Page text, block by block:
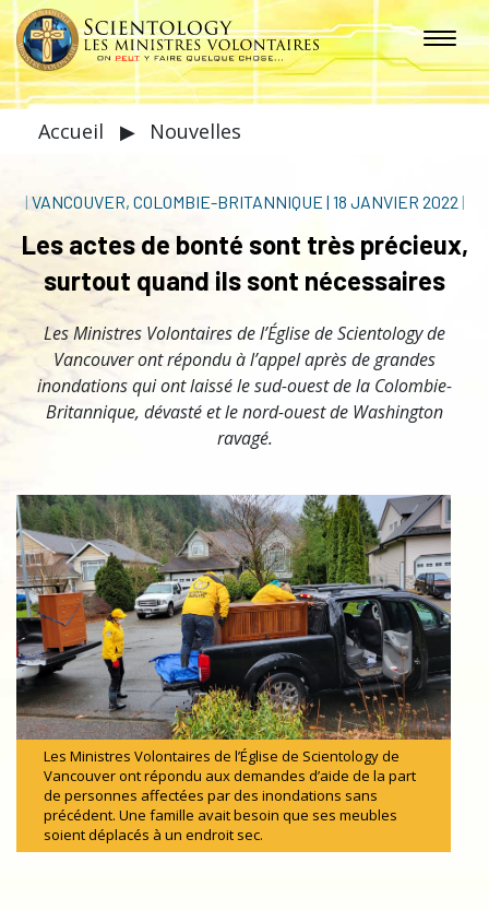
Accueil ▶ Nouvelles
| VANCOUVER, COLOMBIE-BRITANNIQUE | 18 JANVIER 2022 |
Les actes de bonté sont très précieux,
surtout quand ils sont nécessaires
Les Ministres Volontaires de l’Église de Scientology de
Vancouver ont répondu à l’appel après de grandes
inondations qui ont laissé le sud-ouest de la Colombie-
Britannique, dévasté et le nord-ouest de Washington
ravagé.
Les Ministres Volontaires de l’Église de Scientology de
Vancouver ont répondu aux demandes d’aide de la part
de personnes affectées par des inondations sans
précédent. Une famille avait besoin que ses meubles
soient déplacés à un endroit sec.